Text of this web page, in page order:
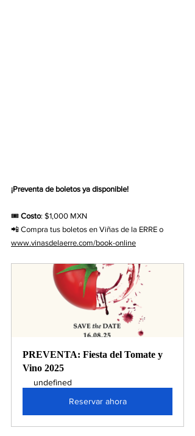
¡Preventa de boletos ya disponible!
🎟 Costo: $1,000 MXN
📲 Compra tus boletos en Viñas de la ERRE o
www.vinasdelaerre.com/book-online
PREVENTA: Fiesta del Tomate y
Vino 2025
undefined
Reservar ahora